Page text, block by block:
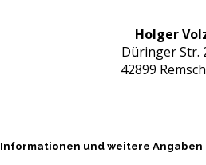
Holger
Düringer Str.
42899
Informationen und weitere Angaben